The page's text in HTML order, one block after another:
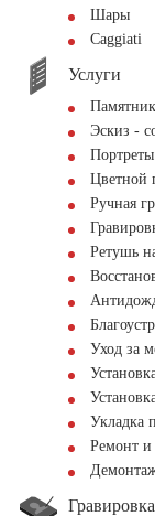
Шары
Сaggiati
Услуги
Эскиз -
Цветной
Ручная
Ретушь
Уход за
Укладка
Ремонт и
Гравировка